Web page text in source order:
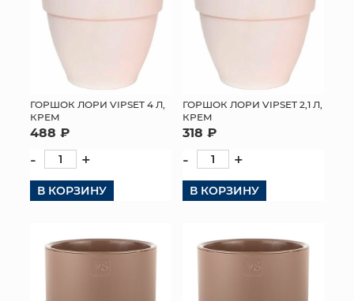
ИСКУССТВЕННЫЕ ЦВЕТЫ
ПАКЕТЫ И СУМКИ
ТОРГОВЫЙ ЦЕНТР
ОПТОВЫМ КЛИЕНТАМ
ДОСТАВКА И ОПЛАТА
ГОРШОК ЛОРИ VIPSET 4 Л,
КРЕМ
488 ₽
- +
В КОРЗИНУ
ГОРШОК ЛОРИ VIPSET 2,1 Л,
КРЕМ
318 ₽
- +
В КОРЗИНУ